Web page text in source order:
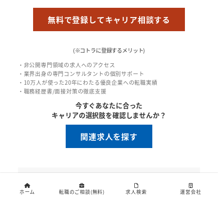
無料で登録してキャリア相談する
(※コトラに登録するメリット)
・非公開専門領域の求人へのアクセス
・業界出身の専門コンサルタントの個別サポート
・10万人が使った20年にわたる優良企業への転職実績
・職務経歴書/面接対策の徹底支援
今すぐあなたに合った
キャリアの選択肢を確認しませんか？
関連求人を探す
この記事を書いた人
ホーム 転職のご相談(無料) 求人検索 運営会社